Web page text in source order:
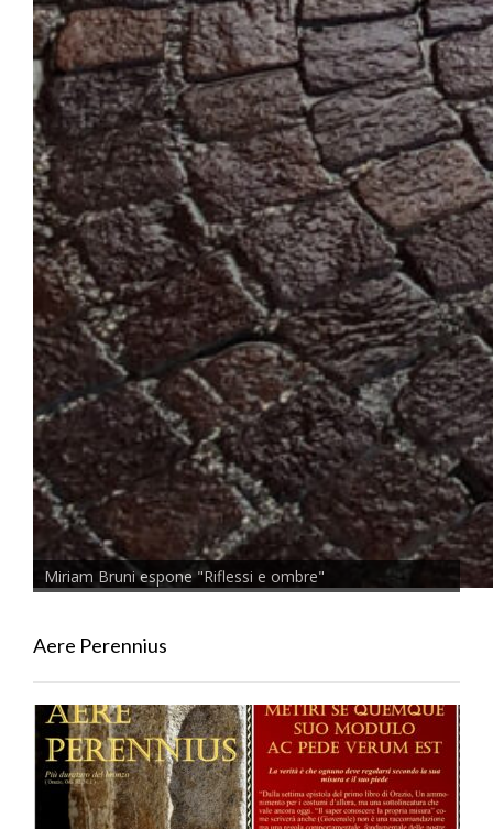
Miriam Bruni espone "Riflessi e ombre"
Aere Perennius